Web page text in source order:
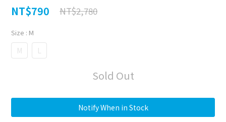
NT$790 NT$2,780
Size : M
M L
Sold Out
Notify When in Stock